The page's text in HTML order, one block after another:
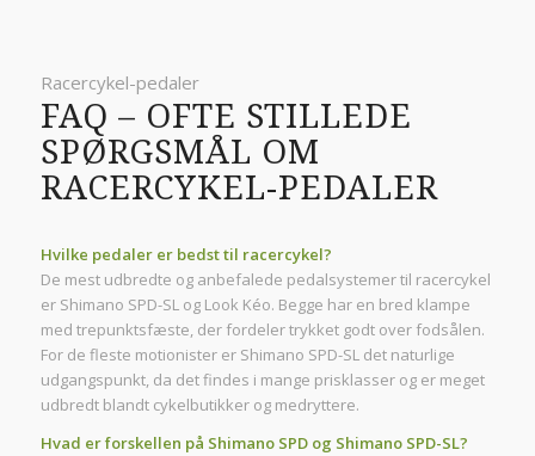
Racercykel-pedaler
FAQ – OFTE STILLEDE
SPØRGSMÅL OM
RACERCYKEL-PEDALER
Hvilke pedaler er bedst til racercykel?
De mest udbredte og anbefalede pedalsystemer til racercykel
er Shimano SPD-SL og Look Kéo. Begge har en bred klampe
med trepunktsfæste, der fordeler trykket godt over fodsålen.
For de fleste motionister er Shimano SPD-SL det naturlige
udgangspunkt, da det findes i mange prisklasser og er meget
udbredt blandt cykelbutikker og medryttere.
Hvad er forskellen på Shimano SPD og Shimano SPD-SL?